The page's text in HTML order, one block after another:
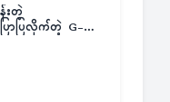
းတဲ့
ာပြလိုက်တဲ့ G-